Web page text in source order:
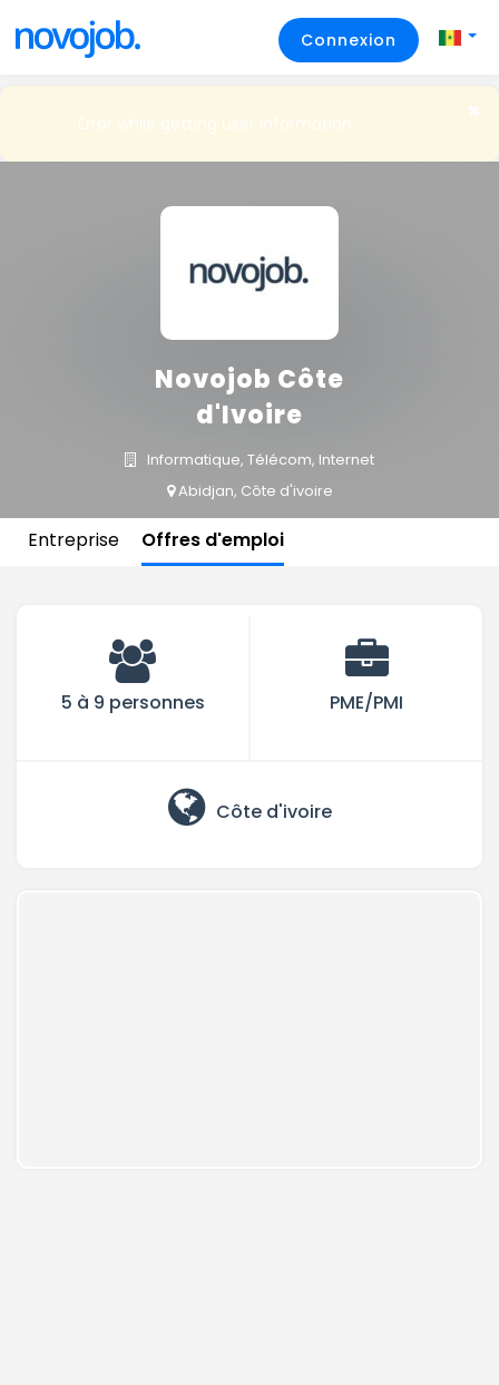
Connexion
Error while getting user information
Novojob Côte
d'Ivoire
Informatique, Télécom, Internet
Abidjan, Côte d'ivoire
Entreprise Offres d'emploi
5 à 9 personnes PME/PMI
Côte d'ivoire